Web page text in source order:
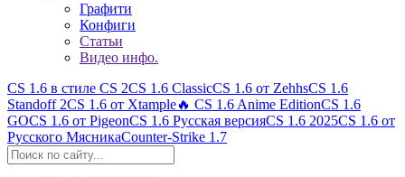
Графити
Конфиги
Статьи
Видео инфо.
CS 1.6 в стиле CS 2CS 1.6 ClassicCS 1.6 от ZehhsCS 1.6
Standoff 2CS 1.6 от Xtample🔥 CS 1.6 Anime EditionCS 1.6
GOCS 1.6 от PigeonCS 1.6 Русская версияCS 1.6 2025CS 1.6 от
Русского МясникаCounter-Strike 1.7